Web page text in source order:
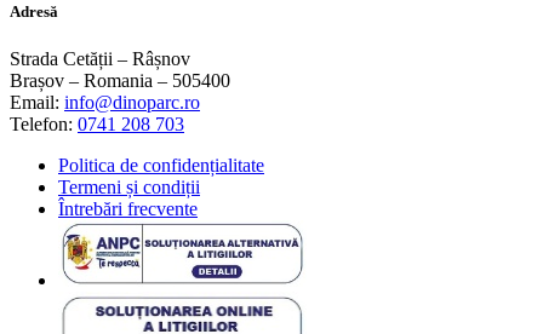
Adresă
Strada Cetății – Râșnov
Brașov – Romania – 505400
Email: info@dinoparc.ro
Telefon: 0741 208 703
Politica de confidențialitate
Termeni și condiții
Întrebări frecvente